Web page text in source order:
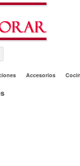
Accesorios